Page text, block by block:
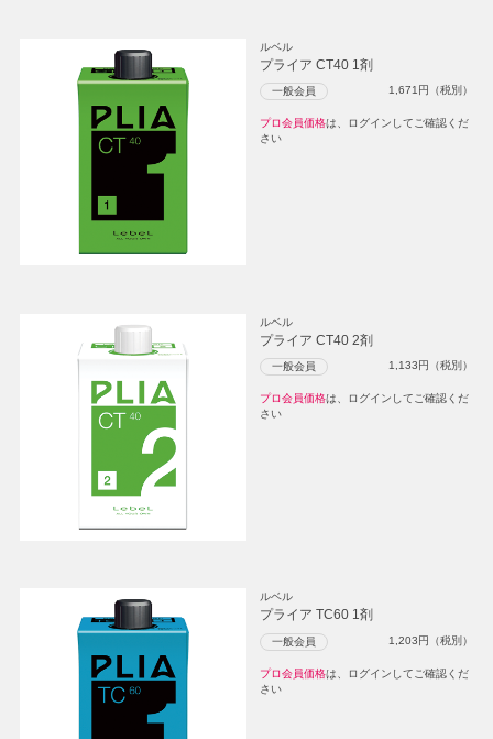
ルベル
プライア CT40 1剤
一般会員 1,671 円（税別）
プロ会員価格は、ログインしてご確認くだ
さい
ルベル
プライア CT40 2剤
一般会員 1,133円（税別）
プロ会員価格は、ログインしてご確認くだ
さい
ルベル
プライア TC60 1剤
一般会員 1,203円（税別）
プロ会員価格は、ログインしてご確認くだ
さい